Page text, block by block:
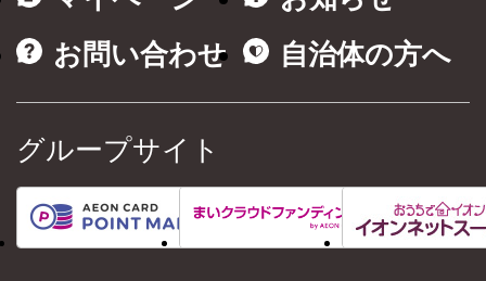
お問い合わせ
自治体の方へ
グループサイト